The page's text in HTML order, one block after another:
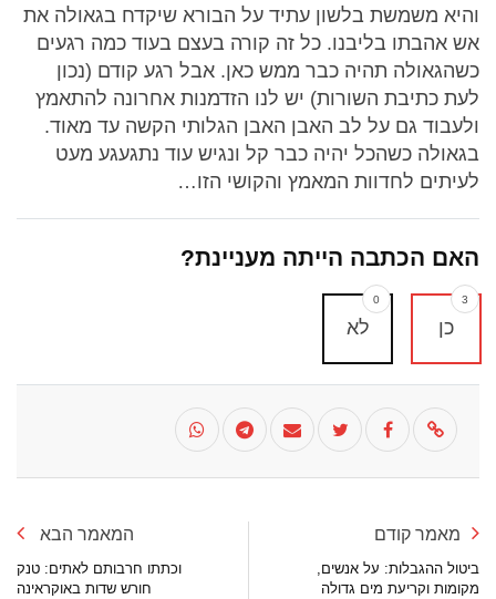
והיא משמשת בלשון עתיד על הבורא שיקדח בגאולה את
אש אהבתו בליבנו. כל זה קורה בעצם בעוד כמה רגעים
כשהגאולה תהיה כבר ממש כאן. אבל רגע קודם (נכון
לעת כתיבת השורות) יש לנו הזדמנות אחרונה להתאמץ
ולעבוד גם על לב האבן האבן הגלותי הקשה עד מאוד.
בגאולה כשהכל יהיה כבר קל ונגיש עוד נתגעגע מעט
לעיתים לחדוות המאמץ והקושי הזו…
האם הכתבה הייתה מעניינת?
כן
3
לא
0
מאמר קודם
ביטול ההגבלות: על אנשים,
מקומות וקריעת מים גדולה
המאמר הבא
וכתתו חרבותם לאתים: טנק
חורש שדות באוקראינה